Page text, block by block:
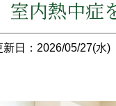
室内熱中症
新日：2026/05/27(水)